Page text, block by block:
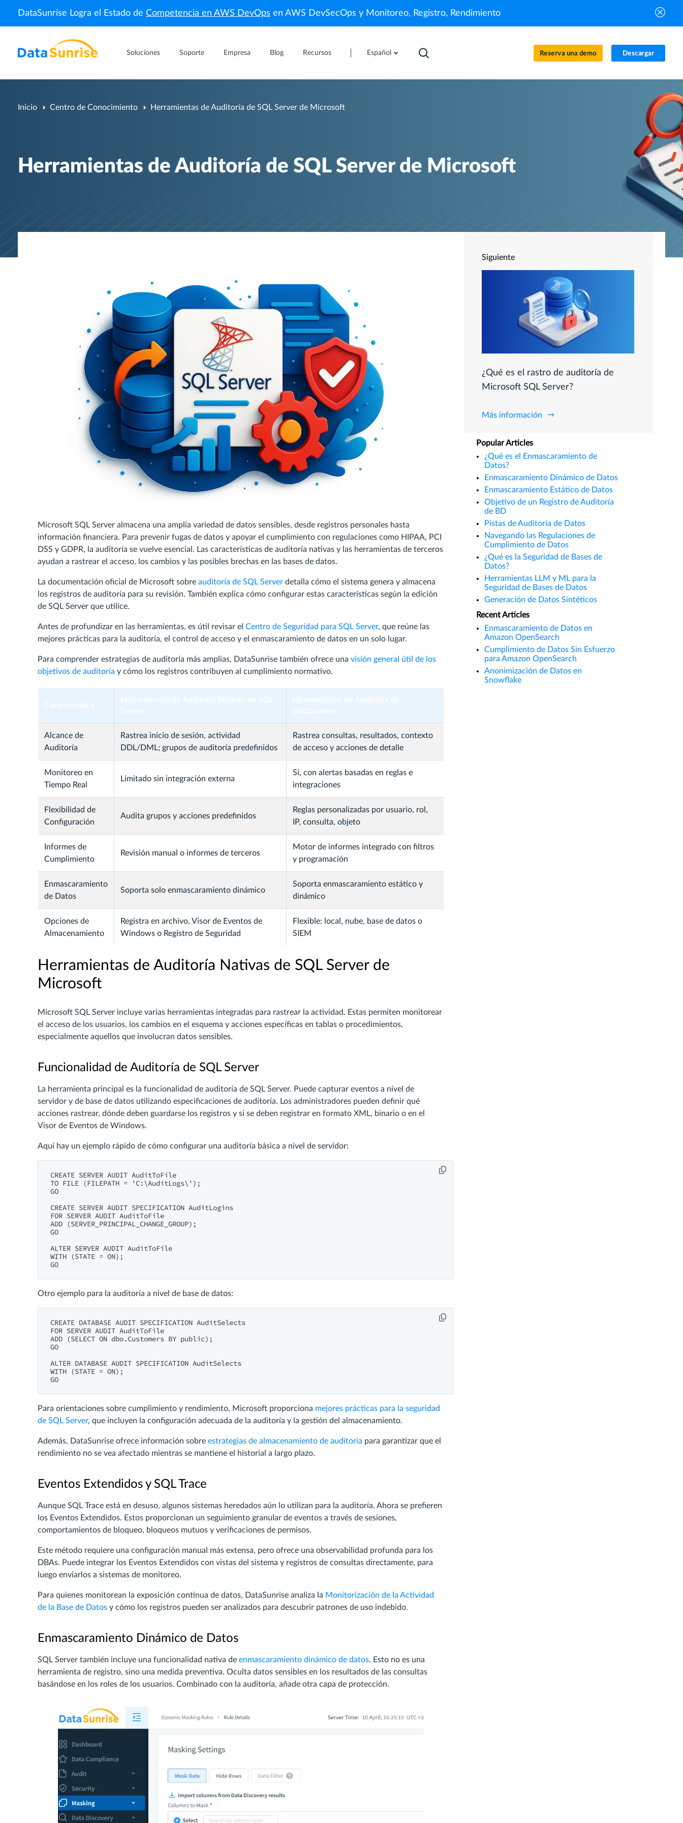
DataSunrise Logra el Estado de Competencia en AWS DevOps en AWS DevSecOps y Monitoreo, Registro, Rendimiento
Soluciones Soporte Empresa Blog Recursos Español Reserva una demo Descargar
Inicio Centro de Conocimiento Herramientas de Auditoría de SQL Server de Microsoft
Herramientas de Auditoría de SQL Server de Microsoft
Microsoft SQL Server almacena una amplia variedad de datos sensibles, desde registros personales hasta
información financiera. Para prevenir fugas de datos y apoyar el cumplimiento con regulaciones como HIPAA, PCI
DSS y GDPR, la auditoría se vuelve esencial. Las características de auditoría nativas y las herramientas de terceros
ayudan a rastrear el acceso, los cambios y las posibles brechas en las bases de datos.
La documentación oficial de Microsoft sobre auditoría de SQL Server detalla cómo el sistema genera y almacena
los registros de auditoría para su revisión. También explica cómo configurar estas características según la edición
de SQL Server que utilice.
Antes de profundizar en las herramientas, es útil revisar el Centro de Seguridad para SQL Server, que reúne las
mejores prácticas para la auditoría, el control de acceso y el enmascaramiento de datos en un solo lugar.
Para comprender estrategias de auditoría más amplias, DataSunrise también ofrece una visión general útil de los
objetivos de auditoría y cómo los registros contribuyen al cumplimiento normativo.
Alcance de
Auditoría
Rastrea inicio de sesión, actividad
DDL/DML; grupos de auditoría predefinidos
Rastrea consultas, resultados, contexto
de acceso y acciones de detalle
Monitoreo en
Tiempo Real
Limitado sin integración externa
Sí, con alertas basadas en reglas e
integraciones
Flexibilidad de
Configuración
Audita grupos y acciones predefinidos
Reglas personalizadas por usuario, rol,
IP, consulta, objeto
Informes de
Cumplimiento
Revisión manual o informes de terceros
Motor de informes integrado con filtros
y programación
Enmascaramiento
de Datos
Soporta solo enmascaramiento dinámico
Soporta enmascaramiento estático y
dinámico
Opciones de
Almacenamiento
Registra en archivo, Visor de Eventos de
Windows o Registro de Seguridad
Flexible: local, nube, base de datos o
SIEM
Herramientas de Auditoría Nativas de SQL Server de
Microsoft
Microsoft SQL Server incluye varias herramientas integradas para rastrear la actividad. Estas permiten monitorear
el acceso de los usuarios, los cambios en el esquema y acciones específicas en tablas o procedimientos,
especialmente aquellos que involucran datos sensibles.
Funcionalidad de Auditoría de SQL Server
La herramienta principal es la funcionalidad de auditoría de SQL Server. Puede capturar eventos a nivel de
servidor y de base de datos utilizando especificaciones de auditoría. Los administradores pueden definir qué
acciones rastrear, dónde deben guardarse los registros y si se deben registrar en formato XML, binario o en el
Visor de Eventos de Windows.
Aquí hay un ejemplo rápido de cómo configurar una auditoría básica a nivel de servidor:
CREATE SERVER AUDIT
TO FILE (FILEPATH = 'C:\AuditLogs\' );
GO
CREATE SERVER AUDIT
FOR SERVER AUDIT
ADD (SERVER_PRINCIPAL_CHANGE_GROUP);
GO
ALTER SERVER AUDIT
WITH (STATE = ON);
Otro ejemplo para la auditoría a nivel de base de datos:
CREATE DATABASE AUDIT
FOR SERVER AUDIT
ADD (SELECT ON dbo.Customers BY public);
GO
ALTER DATABASE AUDIT
WITH (STATE = ON);
Para orientaciones sobre cumplimiento y rendimiento, Microsoft proporciona mejores prácticas para la seguridad
de SQL Server, que incluyen la configuración adecuada de la auditoría y la gestión del almacenamiento.
Además, DataSunrise ofrece información sobre estrategias de almacenamiento de auditoría para garantizar que el
rendimiento no se vea afectado mientras se mantiene el historial a largo plazo.
Eventos Extendidos y SQL Trace
Aunque SQL Trace está en desuso, algunos sistemas heredados aún lo utilizan para la auditoría. Ahora se prefieren
los Eventos Extendidos. Estos proporcionan un seguimiento granular de eventos a través de sesiones,
comportamientos de bloqueo, bloqueos mutuos y verificaciones de permisos.
Este método requiere una configuración manual más extensa, pero ofrece una observabilidad profunda para los
DBAs. Puede integrar los Eventos Extendidos con vistas del sistema y registros de consultas directamente, para
luego enviarlos a sistemas de monitoreo.
Para quienes monitorean la exposición continua de datos, DataSunrise analiza la Monitorización de la Actividad
de la Base de Datos y cómo los registros pueden ser analizados para descubrir patrones de uso indebido.
Enmascaramiento Dinámico de Datos
SQL Server también incluye una funcionalidad nativa de enmascaramiento dinámico de datos. Esto no es una
herramienta de registro, sino una medida preventiva. Oculta datos sensibles en los resultados de las consultas
basándose en los roles de los usuarios. Combinado con la auditoría, añade otra capa de protección.
Siguiente
¿Qué es el rastro de auditoría de
Microsoft SQL Server?
Más información
Popular Articles
¿Qué es el Enmascaramiento de
Datos?
Enmascaramiento Dinámico de Datos
Enmascaramiento Estático de Datos
Objetivo de un Registro de Auditoría
de BD
Pistas de Auditoría de Datos
Navegando las Regulaciones de
Cumplimiento de Datos
¿Qué es la Seguridad de Bases de
Datos?
Herramientas LLM y ML para la
Seguridad de Bases de Datos
Generación de Datos Sintéticos
Recent Articles
Enmascaramiento de Datos en
Amazon OpenSearch
Cumplimiento de Datos Sin Esfuerzo
para Amazon OpenSearch
Anonimización de Datos en
Snowflake